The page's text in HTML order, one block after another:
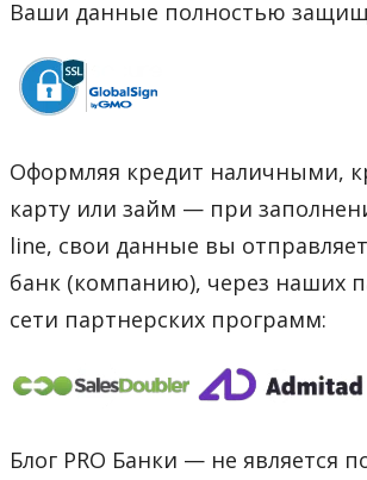
Ваши данные полностью
Оформляя кредит наличными,
карту или займ — при
line, свои данные вы
банк (компанию), через наших
сети партнерских программ:
Блог PRO Банки — не является